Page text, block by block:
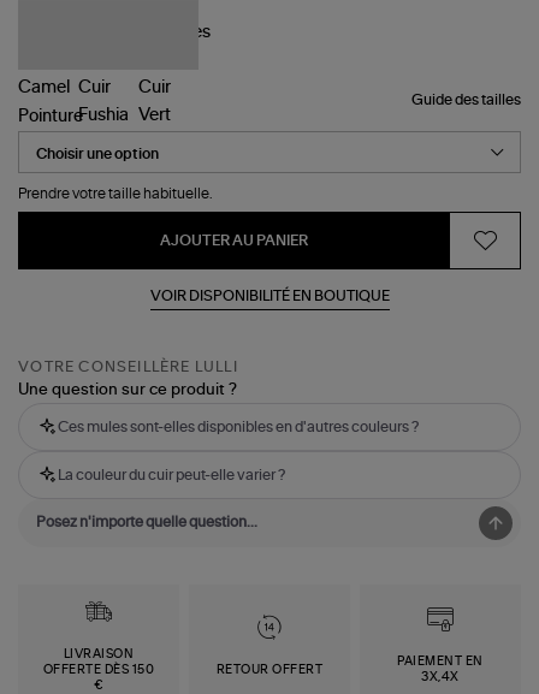
Guide des tailles
Pointure
Prendre votre taille habituelle.
AJOUTER AU PANIER
VOIR DISPONIBILITÉ EN BOUTIQUE
VOTRE CONSEILLÈRE LULLI
Une question sur ce produit ?
Ces mules sont-elles disponibles en d'autres couleurs ?
La couleur du cuir peut-elle varier ?
LIVRAISON
OFFERTE DÈS 150
€
RETOUR OFFERT
PAIEMENT EN
3X,4X